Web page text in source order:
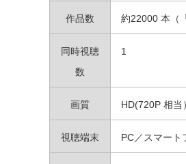
作品数 約22000 本（
同時視聴
数
1
画質 HD(720P 相当
視聴端末 PC／スマート